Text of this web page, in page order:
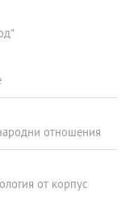
отношения
от корпус